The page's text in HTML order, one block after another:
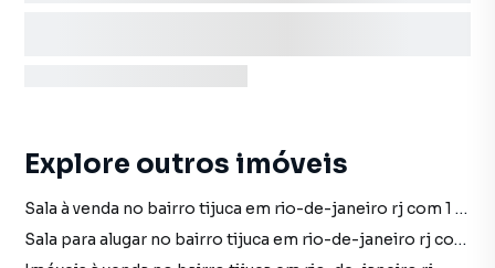
Explore outros imóveis
Sala à venda no bairro tijuca em rio-de-janeiro rj com 1 vaga
Sala para alugar no bairro tijuca em rio-de-janeiro rj com 1 vaga